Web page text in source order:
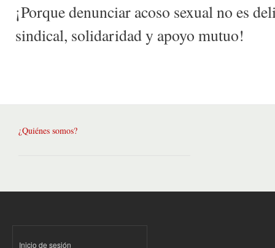
¡Porque denunciar acoso sexual no es
sindical, solidaridad y apoyo mutuo!
¿Quiénes somos?
Inicio de sesión